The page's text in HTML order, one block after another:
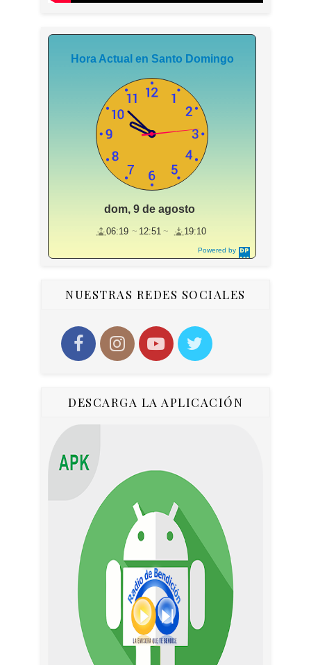
Powered by
DaysPedia.c
Hora Actual en Santo Domingo
dom, 9 de agosto
06:19 12:51 19:10
NUESTRAS REDES SOCIALES
DESCARGA LA APLICACIÓN